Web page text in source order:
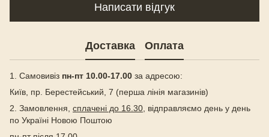
Написати відгук
Доставка Оплата
1. Самовивіз пн-пт 10.00-17.00 за адресою:
Київ, пр. Берестейський, 7 (перша лінія магазинів)
2. Замовлення, сплачені до 16.30, відправляємо день у день
по Україні Новою Поштою